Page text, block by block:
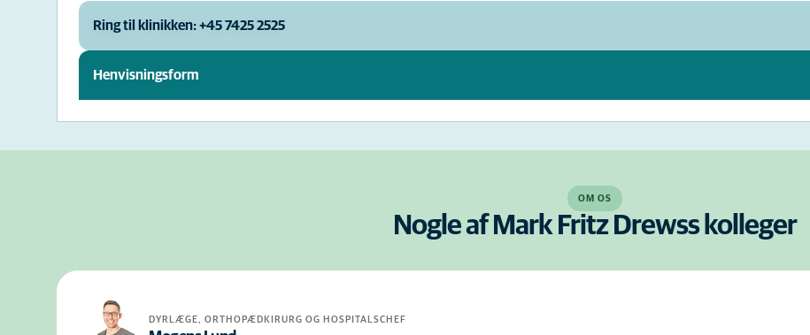
Ring til klinikken: +45 7425 2525
Henvisningsform
OM OS
Nogle af Mark Fritz Drewss kolleger
DYRLÆGE, ORTHOPÆDKIRURG OG HOSPITALSCHEF